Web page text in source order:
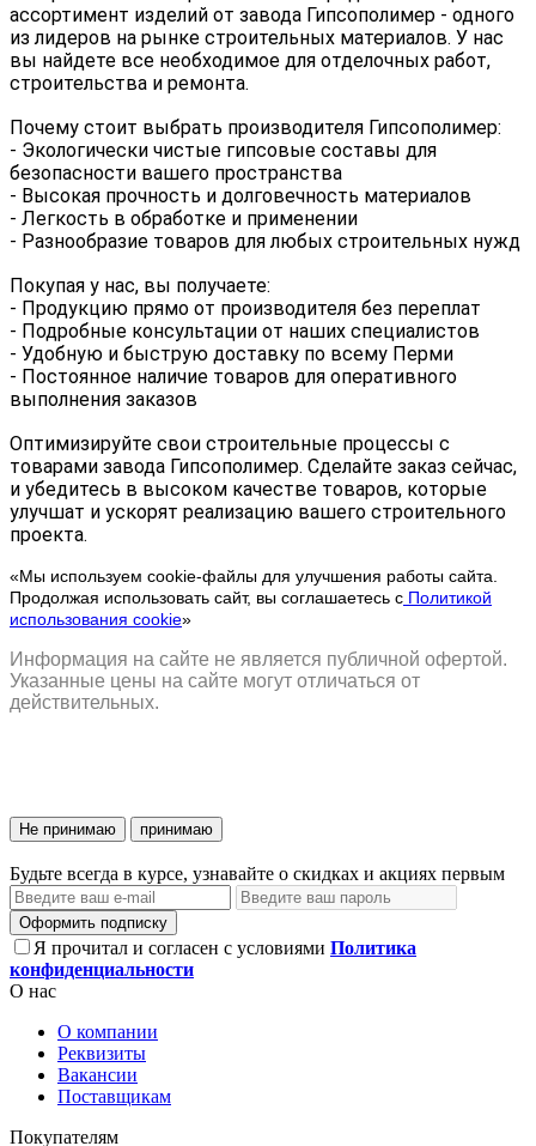
ассортимент изделий от завода Гипсополимер - одного
из лидеров на рынке строительных материалов. У нас
вы найдете все необходимое для отделочных работ,
строительства и ремонта.
Почему стоит выбрать производителя Гипсополимер:
- Экологически чистые гипсовые составы для
безопасности вашего пространства
- Высокая прочность и долговечность материалов
- Легкость в обработке и применении
- Разнообразие товаров для любых строительных нужд
Покупая у нас, вы получаете:
- Продукцию прямо от производителя без переплат
- Подробные консультации от наших специалистов
- Удобную и быструю доставку по всему Перми
- Постоянное наличие товаров для оперативного
выполнения заказов
Оптимизируйте свои строительные процессы с
товарами завода Гипсополимер. Сделайте заказ сейчас,
и убедитесь в высоком качестве товаров, которые
улучшат и ускорят реализацию вашего строительного
проекта.
«Мы используем cookie-файлы для улучшения работы сайта.
Продолжая использовать сайт, вы соглашаетесь с Политикой
использования cookie»
Информация на сайте не является публичной офертой.
Указанные цены на сайте могут отличаться от
действительных.
Не принимаю принимаю
Будьте всегда в курсе, узнавайте о скидках и акциях первым
Оформить подписку
Я прочитал и согласен с условиями Политика
конфиденциальности
О нас
О компании
Реквизиты
Вакансии
Поставщикам
Покупателям